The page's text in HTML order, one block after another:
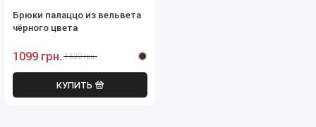
Брюки палаццо из вельвета
чёрного цвета
1099 грн. 1520 грн.
КУПИТЬ